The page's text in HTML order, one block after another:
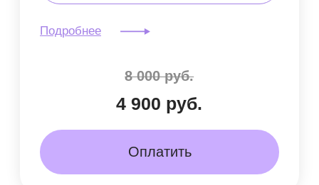
5 000 руб.
3 000 руб.
Доступ после оплаты